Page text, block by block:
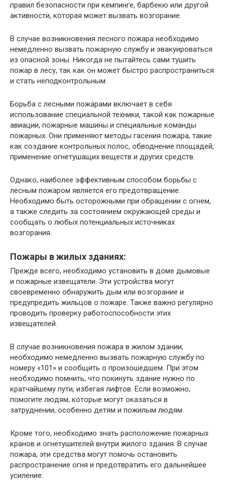
правил безопасности при кемпинге, барбекю или другой
активности, которая может вызвать возгорание.
В случае возникновения лесного пожара необходимо
немедленно вызвать пожарную службу и эвакуироваться
из опасной зоны. Никогда не пытайтесь сами тушить
пожар в лесу, так как он может быстро распространиться
и стать неподконтрольным.
Борьба с лесными пожарами включает в себя
использование специальной техники, такой как пожарные
авиации, пожарные машины и специальные команды
пожарных. Они применяют методы гасения пожара, такие
как создание контрольных полос, обводнение площадей,
применение огнетушащих веществ и других средств.
Однако, наиболее эффективным способом борьбы с
лесным пожаром является его предотвращение.
Необходимо быть осторожными при обращении с огнем,
а также следить за состоянием окружающей среды и
сообщать о любых потенциальных источниках
возгорания.
Пожары в жилых зданиях:
Прежде всего, необходимо установить в доме дымовые
и пожарные извещатели. Эти устройства могут
своевременно обнаружить дым или возгорание и
предупредить жильцов о пожаре. Также важно регулярно
проводить проверку работоспособности этих
извещателей.
В случае возникновения пожара в жилом здании,
необходимо немедленно вызвать пожарную службу по
номеру «101» и сообщить о произошедшем. При этом
необходимо помнить, что покинуть здание нужно по
кратчайшему пути, избегая лифтов. Если возможно,
помогите людям, которые могут оказаться в
затруднении, особенно детям и пожилым людям.
Кроме того, необходимо знать расположение пожарных
кранов и огнетушителей внутри жилого здания. В случае
пожара, эти средства могут помочь остановить
распространение огня и предотвратить его дальнейшее
усиление.